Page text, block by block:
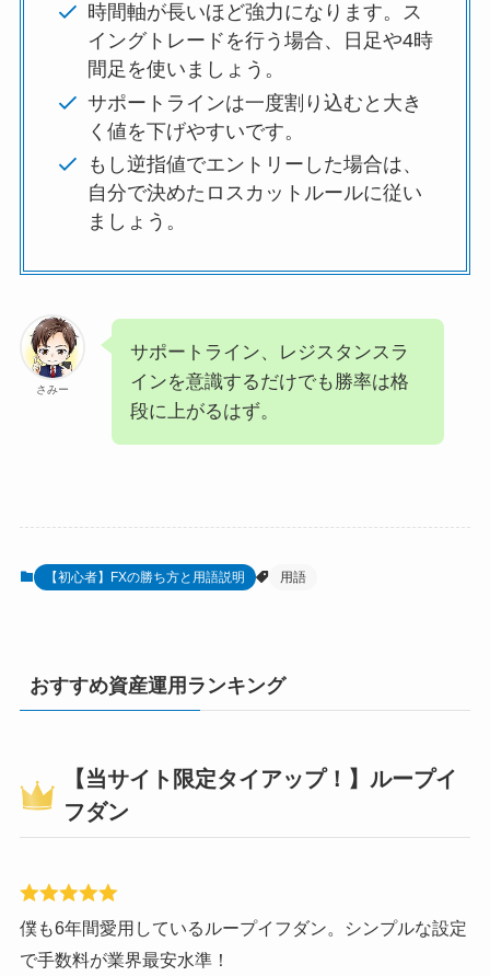
時間軸が長いほど強力になります。ス
イングトレードを行う場合、日足や4時
間足を使いましょう。
サポートラインは一度割り込むと大き
く値を下げやすいです。
もし逆指値でエントリーした場合は、
自分で決めたロスカットルールに従い
ましょう。
さみー
サポートライン、レジスタンスラ
インを意識するだけでも勝率は格
段に上がるはず。
【初心者】FXの勝ち方と用語説明 用語
おすすめ資産運用ランキング
【当サイト限定タイアップ！】ループイ
フダン